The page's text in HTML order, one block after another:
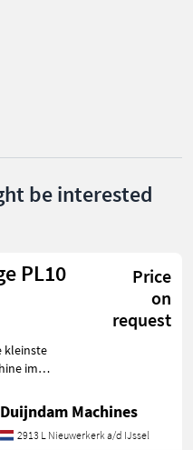
be interested
PL10
Price
on
request
kleinste
im
Pflanzen
Duijndam Machines
2913 L Nieuwerkerk a/d IJssel